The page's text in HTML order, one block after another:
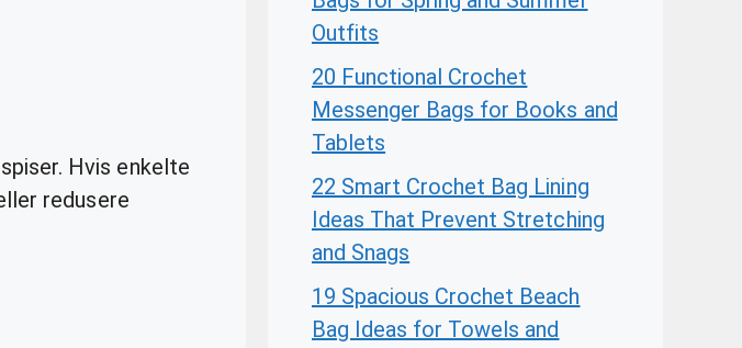
Hvis enkelte
redusere
Outfits
20 Functional Crochet
Messenger Bags for Books and
Tablets
22 Smart Crochet Bag Lining
Ideas That Prevent Stretching
and Snags
19 Spacious Crochet Beach
Bag Ideas for Towels and